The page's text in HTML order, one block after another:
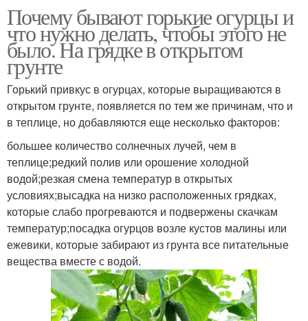
Почему бывают горькие огурцы и
что нужно делать, чтобы этого не
было. На грядке в открытом
грунте
Горький привкус в огурцах, которые выращиваются в
открытом грунте, появляется по тем же причинам, что и
в теплице, но добавляются еще несколько факторов:
большее количество солнечных лучей, чем в
теплице;редкий полив или орошение холодной
водой;резкая смена температур в открытых
условиях;высадка на низко расположенных грядках,
которые слабо прогреваются и подвержены скачкам
температур;посадка огурцов возле кустов малины или
ежевики, которые забирают из грунта все питательные
вещества вместе с водой.